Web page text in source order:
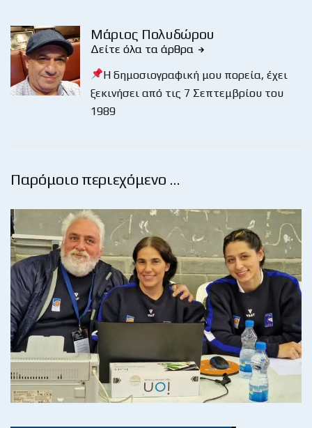
Μάριος Πολυδώρου
Δείτε όλα τα άρθρα
Η δημοσιογραφική μου πορεία, έχει
ξεκινήσει από τις 7 Σεπτεμβρίου του
1989
Παρόμοιο περιεχόμενο …